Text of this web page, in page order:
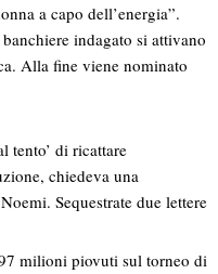
a capo dell’energia”.
indagato si attivano
Alla fine viene nominato
tento’ di ricattare
chiedeva una
Sequestrate due lettere
milioni piovuti sul torneo di